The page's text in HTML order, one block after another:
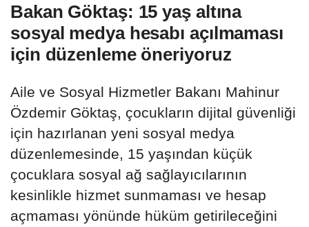
Bakan Göktaş: 15 yaş altına
sosyal medya hesabı açılmaması
için düzenleme öneriyoruz
Aile ve Sosyal Hizmetler Bakanı Mahinur
Özdemir Göktaş, çocukların dijital güvenliği
için hazırlanan yeni sosyal medya
düzenlemesinde, 15 yaşından küçük
çocuklara sosyal ağ sağlayıcılarının
kesinlikle hizmet sunmaması ve hesap
açmaması yönünde hüküm getirileceğini